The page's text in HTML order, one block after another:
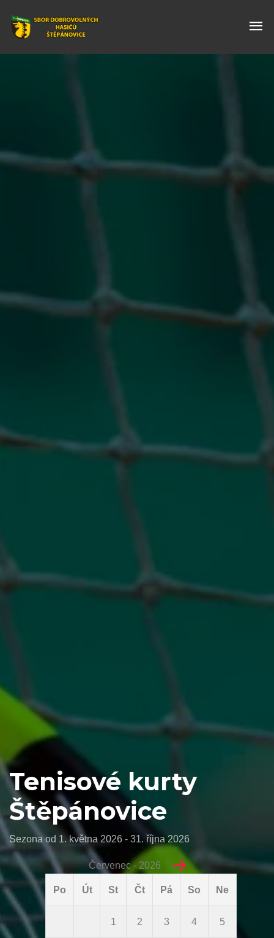
Tenisové kurty
Štěpánovice
Sezona od 1. května 2026 - 31. října 2026
Červenec - 2026
Po Út St Čt Pá So Ne
1 2 3 4 5